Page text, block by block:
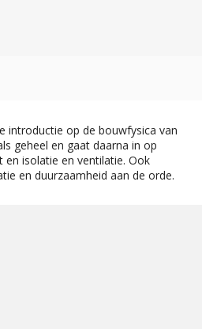
introductie op de bouwfysica van
geheel en gaat daarna in op
isolatie en ventilatie. Ook
en duurzaamheid aan de orde.